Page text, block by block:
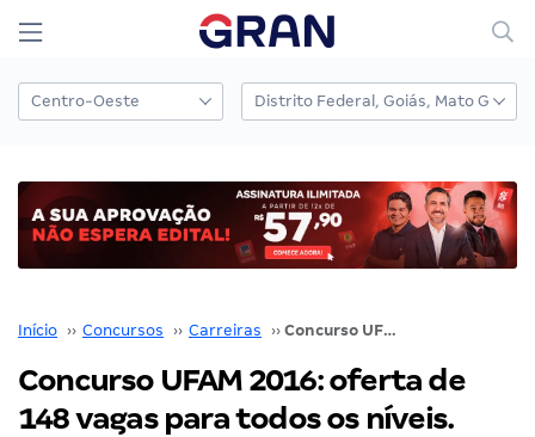
Início ›› Concursos ›› Carreiras ›› Concurso UFAM 2016: oferta de 148 vagas para todos os níveis. Inicial de até R$ 3,6 mil!
Concurso UFAM 2016: oferta de
148 vagas para todos os níveis.